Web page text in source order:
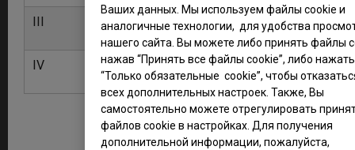
Ваших данных. Мы используем файлы cookie и
аналогичные технологии, для удобства
нашего сайта. Вы можете либо принять файлы
нажав “Принять все файлы cookie”, либо нажать
“Только обязательные cookie”, чтобы
всех дополнительных настроек. Также, Вы
самостоятельно можете отрегулировать
файлов cookie в настройках. Для получения
дополнительной информации, пожалуйста,
III 5 15
IV 50 150